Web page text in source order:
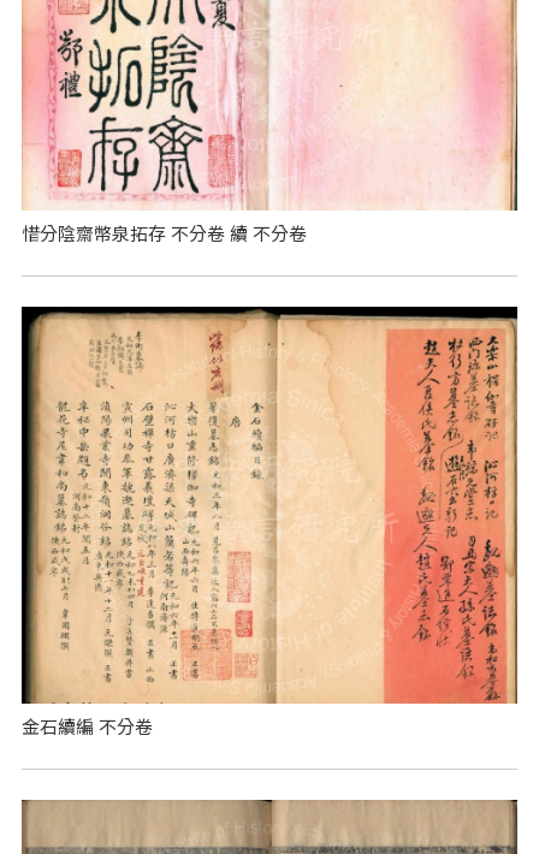
惜分陰齋幣泉拓存 不分卷 續 不分卷
金石續編 不分卷